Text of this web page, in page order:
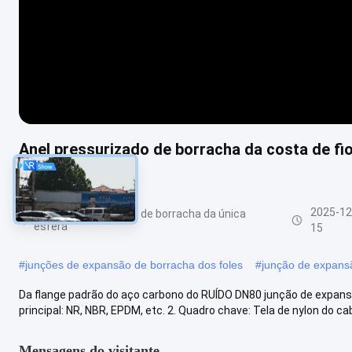
Anel pressurizado de borracha da costa de
do RUÍDO DN80
Junção de expansão de borracha da única
esfera
2025-
15
#junções de expansão de borracha dos foles #junção de
Da flange padrão do aço carbono do RUÍDO DN80 junção de
principal: NR, NBR, EPDM, etc. 2. Quadro chave: Tela de nylon do